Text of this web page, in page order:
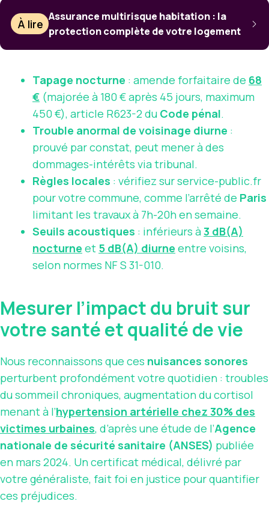
À lire
Assurance multirisque habitation : la
protection complète de votre logement
Tapage nocturne : amende forfaitaire de 68
€ (majorée à 180 € après 45 jours, maximum
450 €), article R623-2 du Code pénal.
Trouble anormal de voisinage diurne :
prouvé par constat, peut mener à des
dommages-intérêts via tribunal.
Règles locales : vérifiez sur service-public.fr
pour votre commune, comme l’arrêté de Paris
limitant les travaux à 7h-20h en semaine.
Seuils acoustiques : inférieurs à3 dB(A)
nocturne et 5 dB(A) diurne entre voisins,
selon normes NF S 31-010.
Mesurer l’impact du bruit sur
votre santé et qualité de vie
Nous reconnaissons que ces nuisances sonores
perturbent profondément votre quotidien : troubles
du sommeil chroniques, augmentation du cortisol
menant à l’hypertension artérielle chez 30% des
victimes urbaines, d’après une étude de l’Agence
nationale de sécurité sanitaire (ANSES) publiée
en mars 2024. Un certificat médical, délivré par
votre généraliste, fait foi en justice pour quantifier
ces préjudices.